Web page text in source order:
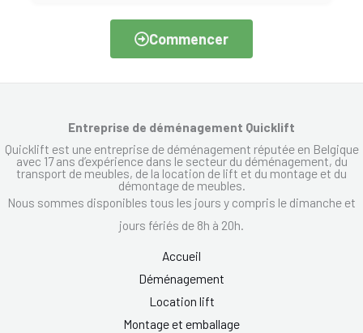
Commencer
Entreprise de déménagement Quicklift
Quicklift est une entreprise de déménagement réputée en Belgique
avec 17 ans d’expérience dans le secteur du déménagement, du
transport de meubles, de la location de lift et du montage et du
démontage de meubles.
Nous sommes disponibles tous les jours y compris le dimanche et
jours fériés de 8h à 20h.
Accueil
Déménagement
Location lift
Montage et emballage